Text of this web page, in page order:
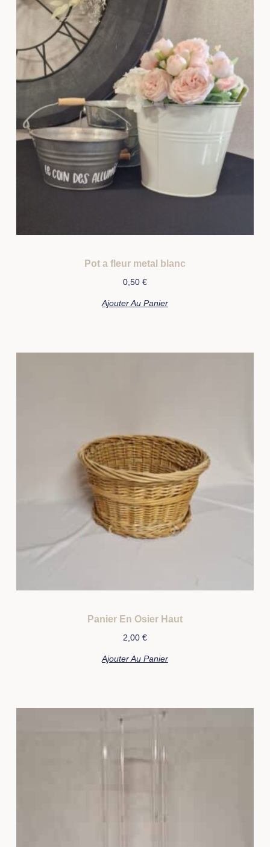
Pot a fleur metal blanc
0,50 €
Ajouter Au Panier
Panier En Osier Haut
2,00 €
Ajouter Au Panier